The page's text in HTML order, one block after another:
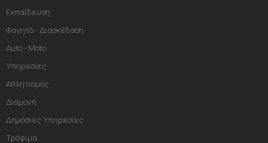
Εκπαίδευση
Φαγητό - Διασκέδαση
Auto - Moto
Υπηρεσίες
Αθλητισμός
Διαμονή
Δημόσιες Υπηρεσίες
Τρόφιμα